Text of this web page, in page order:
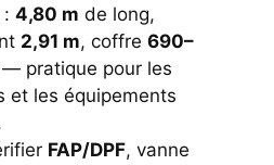
: 4,80 m de long,
2,91 m, coffre 690–
— pratique pour les
et les équipements
FAP/DPF, vanne